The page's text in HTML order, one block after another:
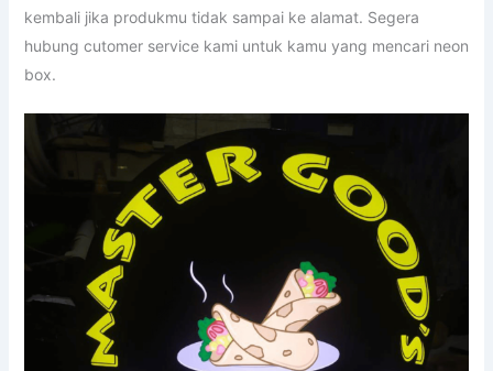
kembali jika produkmu tidak sampai ke alamat. Segera
hubung cutomer service kami untuk kamu yang mencari neon
box.